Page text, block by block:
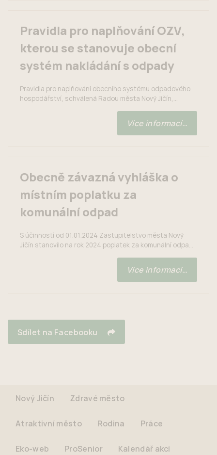
Pravidla pro naplňování OZV,
kterou se stanovuje obecní
systém nakládání s odpady
Pravidla pro naplňování obecního systému odpadového
hospodářství, schválená Radou města Nový Jičín,
včetně místních částí mohou na OŽP požádat o přidělení
odpadní nádoby. Formulář lze najít na webových
Více informací…
Obecně závazná vyhláška o
místním poplatku za
komunální odpad
S účinností od 01.01.2024 Zastupitelstvo města Nový
Jičín stanovilo na rok 2024 poplatek za komunální odpad
trvalému pobytu (cizinci s trvalým pobytem, cizinci s
přechodným pobytem v ČR delším než 3 měsíce) a
Více informací…
Sdílet na Facebooku
Nový Jičín Zdravé město
Atraktivní město Rodina Práce
Eko-web ProSenior Kalendář akcí